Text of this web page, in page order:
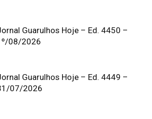
Guarulhos Hoje – Ed. 4450 –
08/2026
Guarulhos Hoje – Ed. 4449 –
07/2026